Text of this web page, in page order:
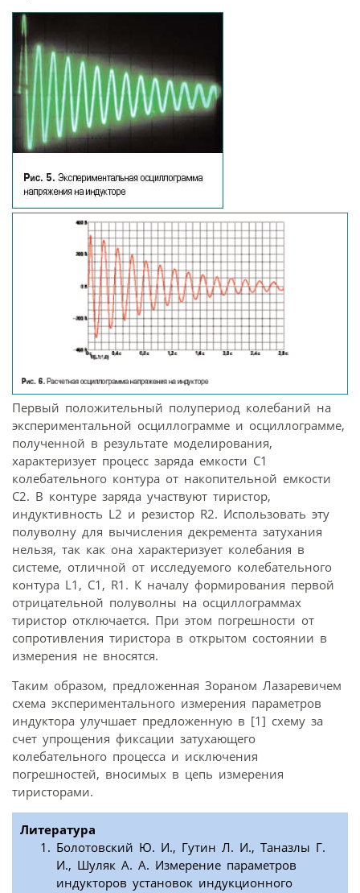
Первый положительный полупериод колебаний на
экспериментальной осциллограмме и осциллограмме,
полученной в результате моделирования,
характеризует процесс заряда емкости С1
колебательного контура от накопительной емкости
С2. В контуре заряда участвуют тиристор,
индуктивность L2 и резистор R2. Использовать эту
полуволну для вычисления декремента затухания
нельзя, так как она характеризует колебания в
системе, отличной от исследуемого колебательного
контура L1, C1, R1. К началу формирования первой
отрицательной полуволны на осциллограммах
тиристор отключается. При этом погрешности от
сопротивления тиристора в открытом состоянии в
измерения не вносятся.
Таким образом, предложенная Зораном Лазаревичем
схема экспериментального измерения параметров
индуктора улучшает предложенную в [1] схему за
счет упрощения фиксации затухающего
колебательного процесса и исключения
погрешностей, вносимых в цепь измерения
тиристорами.
Литература
Болотовский Ю. И., Гутин Л. И., Таназлы Г.
И., Шуляк А. А. Измерение параметров
индукторов установок индукционного